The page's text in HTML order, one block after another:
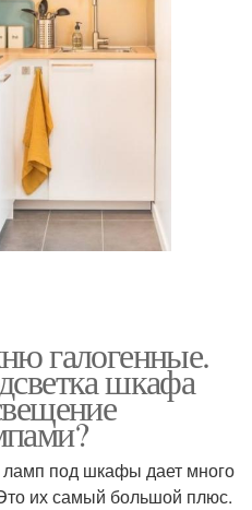
галогенные.
шкафа
ламп под шкафы дает много
их самый большой плюс.